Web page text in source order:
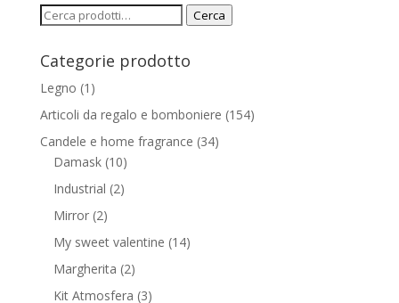
Cerca: Cerca
Categorie prodotto
Legno (1)
Articoli da regalo e bomboniere (154)
Candele e home fragrance (34)
Damask (10)
Industrial (2)
Mirror (2)
My sweet valentine (14)
Margherita (2)
Kit Atmosfera (3)